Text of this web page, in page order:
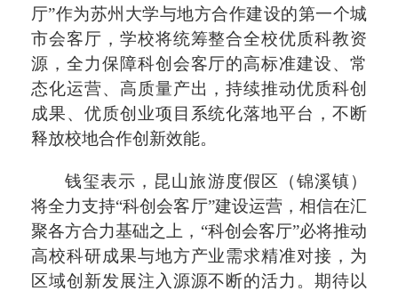
厅”作为苏州大学与地方合作建设的第一个城
市会客厅，学校将统筹整合全校优质科教资
源，全力保障科创会客厅的高标准建设、常
态化运营、高质量产出，持续推动优质科创
成果、优质创业项目系统化落地平台，不断
释放校地合作创新效能。
钱玺表示，昆山旅游度假区（锦溪镇）
将全力支持“科创会客厅”建设运营，相信在汇
聚各方合力基础之上，“科创会客厅”必将推动
高校科研成果与地方产业需求精准对接，为
区域创新发展注入源源不断的活力。期待以